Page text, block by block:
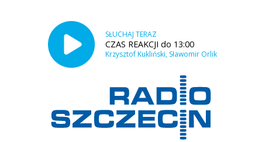
SŁUCHAJ TERAZ
CZAS REAKCJI do 13:00
Krzysztof Kukliński, Sławomir Orlik